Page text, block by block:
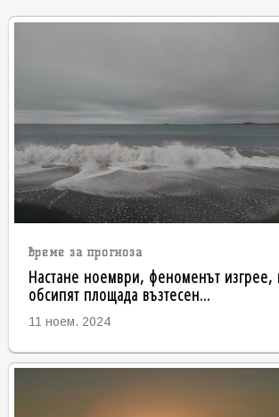
време за прогноза
Настане ноември, феноменът изгрее,
обсипят площада възтесен...
11 ноем. 2024